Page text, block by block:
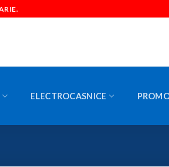
ELECTROCASNICE